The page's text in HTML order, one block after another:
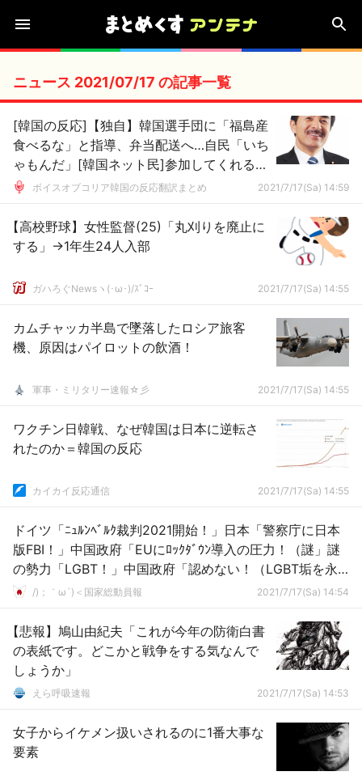
ニュース 2021/07/17 の記事一覧
[韓国の反応]【独自】韓国選手団に「福島産
食べるな」と指導、弁当配送へ…自民「いち
ゃもんだ」[韓国ネット民]参加してくれるだ
けありがたいと思いなさい！
ボイスオブコリア韓国の反応翻訳まとめ 2021/7/17(Sa) 14:59
【高校野球】女性監督(25)「丸刈りを廃止に
する」→1年生24人入部
ガハろぐNewsヽ(･ω･)/ｽﾞｺｰ 2021/7/17(Sa) 14:55
カムチャッカ半島で墜落したロシア旅客
機、原因はパイロットの飲酒！
軍事・ミリタリー速報☆彡 2021/7/17(Sa) 14:55
ワクチン日韓戦、なぜ韓国は日本に逆転さ
れたのか＝韓国の反応
カイカイ反応通信 2021/7/17(Sa) 14:55
ドイツ「ﾆｭﾙﾝﾍﾞﾙｸ裁判2021開始！」日本「警察庁に日本
版FBI！」中国政府「EUにﾛｯｸﾀﾞｳﾝ導入の圧力！（謎」謎
の勢力「LGBT！」中国政府「認めない！（LGBT垢を永
久凍結」→
/)；｀ω´)＜国家総動員報 2021/7/17(Sa) 14:54
【悲報】鳩山由紀夫「これが今年の防衛白書
の表紙です。どこかと戦争をする気なんで
しょうか」
えら呼吸速報 2021/7/17(Sa) 14:53
女子からイケメン扱いされるのに1番大事な
要素